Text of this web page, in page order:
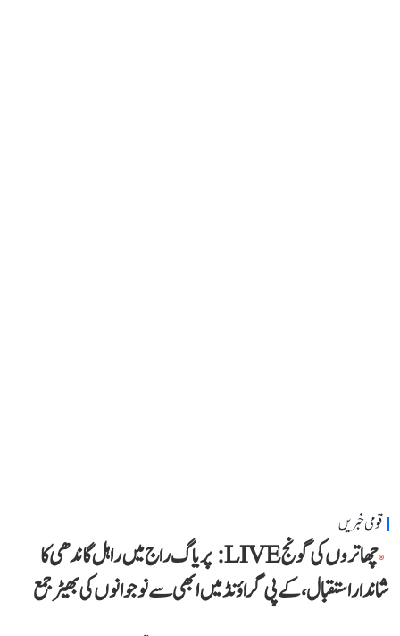
قومی خبریں
چھاتروں کی گونج LIVE: پریاگ راج میں راہل گاندھی کا
شاندار استقبال، کے پی گراؤنڈ میں ابھی سے نوجوانوں کی بھیڑ جمع